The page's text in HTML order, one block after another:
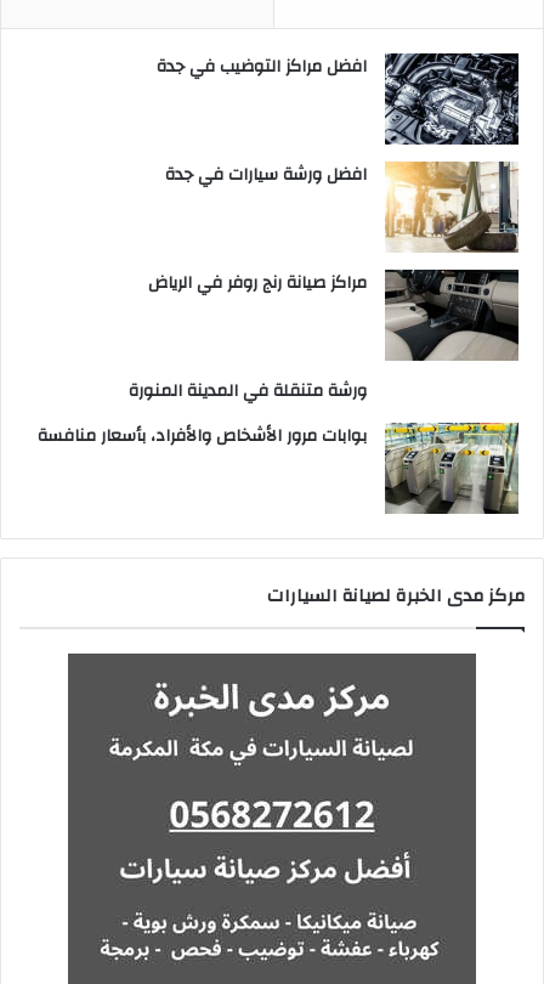
افضل مراكز التوضيب في جدة
افضل ورشة سيارات في جدة
مراكز صيانة رنج روفر في الرياض
ورشة متنقلة في المدينة المنورة
بوابات مرور الأشخاص والأفراد، بأسعار منافسة
مركز مدى الخبرة لصيانة السيارات